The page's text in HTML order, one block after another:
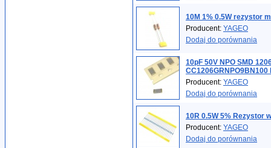
10M 1% 0.5W rezystor
Producent: YAGEO
Dodaj do porównania
10pF 50V NPO SMD
Producent: YAGEO
Dodaj do porównania
10R 0.5W 5% Rezystor
Producent: YAGEO
Dodaj do porównania